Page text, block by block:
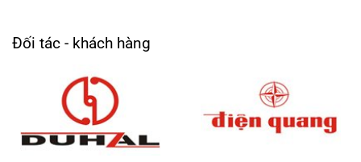
Đối tác - khách hàng